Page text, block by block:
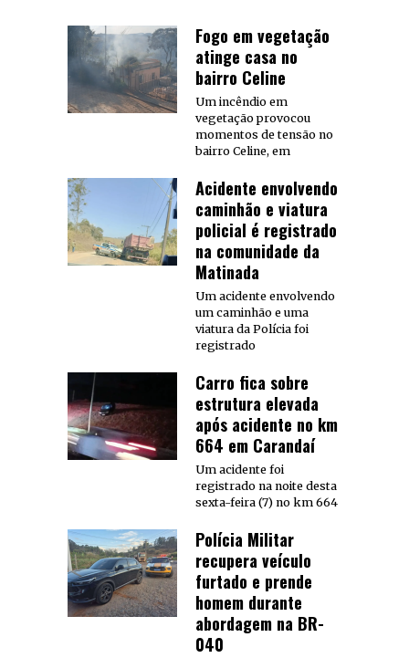
Fogo em vegetação
atinge casa no
bairro Celine
Um incêndio em
vegetação provocou
momentos de tensão no
bairro Celine, em
Acidente envolvendo
caminhão e viatura
policial é registrado
na comunidade da
Matinada
Um acidente envolvendo
um caminhão e uma
viatura da Polícia foi
registrado
Carro fica sobre
estrutura elevada
após acidente no km
664 em Carandaí
Um acidente foi
registrado na noite desta
sexta-feira (7) no km 664
Polícia Militar
recupera veículo
furtado e prende
homem durante
abordagem na BR-
040